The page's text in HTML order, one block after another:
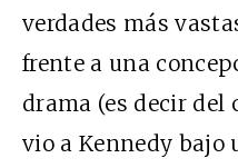
verdades más
frente a una
drama (es decir
vio a Kennedy bajo